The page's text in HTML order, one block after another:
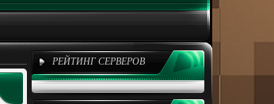
РЕЙТИНГ СЕРВЕРОВ